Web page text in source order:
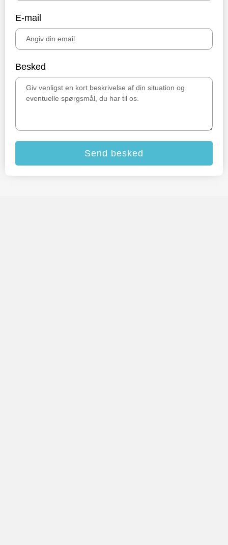
E-mail
Besked
Send besked